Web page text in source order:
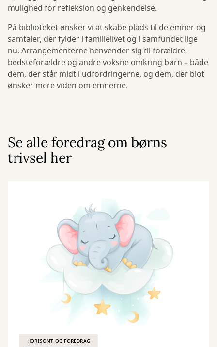
mulighed for refleksion og genkendelse.
På biblioteket ønsker vi at skabe plads til de emner og
samtaler, der fylder i familielivet og i samfundet lige
nu. Arrangementerne henvender sig til forældre,
bedsteforældre og andre voksne omkring børn – både
dem, der står midt i udfordringerne, og dem, der blot
ønsker mere viden om emnerne.
Se alle foredrag om børns
trivsel her
HORISONT OG FOREDRAG